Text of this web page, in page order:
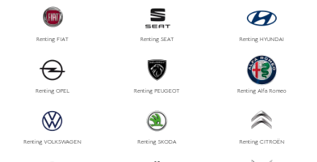
Renting FIAT Renting SEAT Renting HYUNDAI
Renting OPEL Renting PEUGEOT Renting Alfa Romeo
Renting VOLKSWAGEN Renting SKODA Renting CITROËN